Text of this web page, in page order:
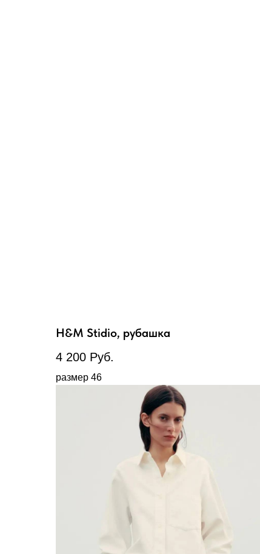
H&M Stidio, рубашка
4 200 Руб.
размер 46